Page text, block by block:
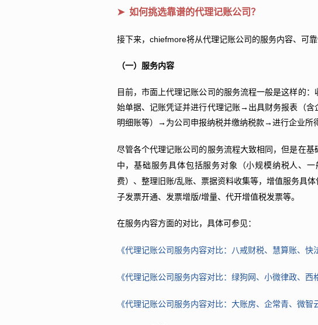
➤ 如何挑选靠谱的代理记账公司？
接下来， chiefmore将从代理记账公司的服务内容、可
（一）服务内容
目前，市面上代理记账公司的服务流程一般是这样的
始单据、记账凭证并进行代理记账→出具财务报表（含
明细账等）→为公司申报纳税并缴纳税款→进行企业所
尽管各个代理记账公司的服务流程大致相同，但是在
中，基础服务具体包括服务对象（小规模纳税人、
费）、整理旧账/乱账、票据资料收集等，增值服务具
子发票开通、发票增版/增量、代开增值税发票等。
在服务内容方面的对比，具体可参见：
《代理记账公司服务内容对比：八戒财税、慧算账、快
《代理记账公司服务内容对比：绿狗网、小微律政、西
《代理记账公司服务内容对比：大账房、企常青、微智